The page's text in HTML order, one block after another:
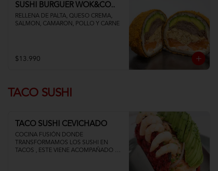
SUSHI BURGUER WOK&CO..
RELLENA DE PALTA, QUESO CREMA,
SALMON, CAMARON, POLLO Y CARNE
$13.990
TACO SUSHI
TACO SUSHI CEVICHADO
COCINA FUSIÓN DONDE
TRANSFORMAMOS LOS SUSHI EN
TACOS , ESTE VIENE ACOMPAÑADO DE